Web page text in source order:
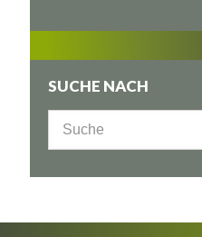
SUCHE NACH